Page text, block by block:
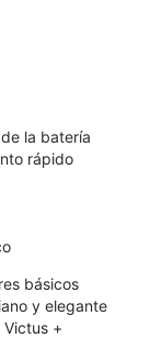
la batería
rápido
básicos
y elegante
Victus +